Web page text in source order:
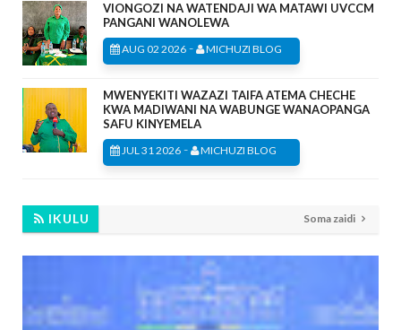
VIONGOZI NA WATENDAJI WA MATAWI UVCCM
PANGANI WANOLEWA
AUG 02 2026 - MICHUZI BLOG
MWENYEKITI WAZAZI TAIFA ATEMA CHECHE
KWA MADIWANI NA WABUNGE WANAOPANGA
SAFU KINYEMELA
JUL 31 2026 - MICHUZI BLOG
IKULU Soma zaidi